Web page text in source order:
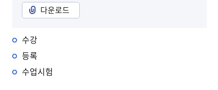
다운로드
수강
등록
수업시험